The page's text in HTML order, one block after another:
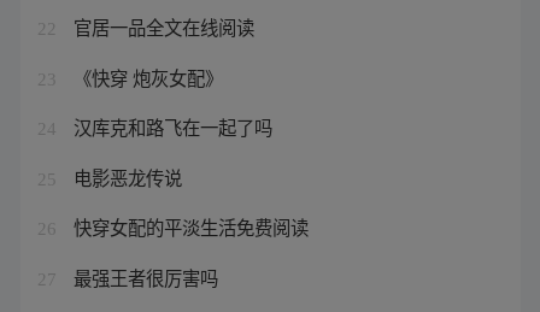
22 官居一品全文在线阅读
23 《快穿 炮灰女配》
24 汉库克和路飞在一起了吗
25 电影恶龙传说
26 快穿女配的平淡生活免费阅读
27 最强王者很厉害吗